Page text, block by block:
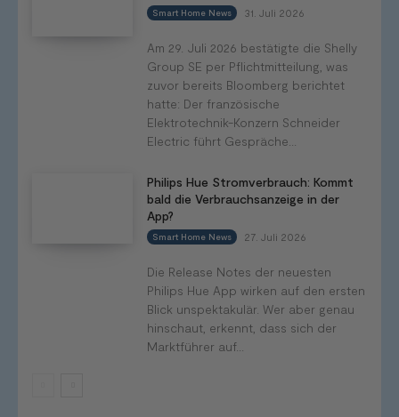
Smart Home News 31. Juli 2026
Am 29. Juli 2026 bestätigte die Shelly
Group SE per Pflichtmitteilung, was
zuvor bereits Bloomberg berichtet
hatte: Der französische
Elektrotechnik-Konzern Schneider
Electric führt Gespräche...
Philips Hue Stromverbrauch: Kommt
bald die Verbrauchsanzeige in der
App?
Smart Home News 27. Juli 2026
Die Release Notes der neuesten
Philips Hue App wirken auf den ersten
Blick unspektakulär. Wer aber genau
hinschaut, erkennt, dass sich der
Marktführer auf...